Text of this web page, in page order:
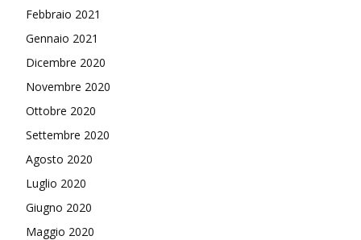
Febbraio 2021
Gennaio 2021
Dicembre 2020
Novembre 2020
Ottobre 2020
Settembre 2020
Agosto 2020
Luglio 2020
Giugno 2020
Maggio 2020